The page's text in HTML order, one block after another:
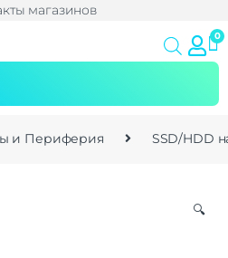
магазинов
и Периферия SSD/HDD
🔍